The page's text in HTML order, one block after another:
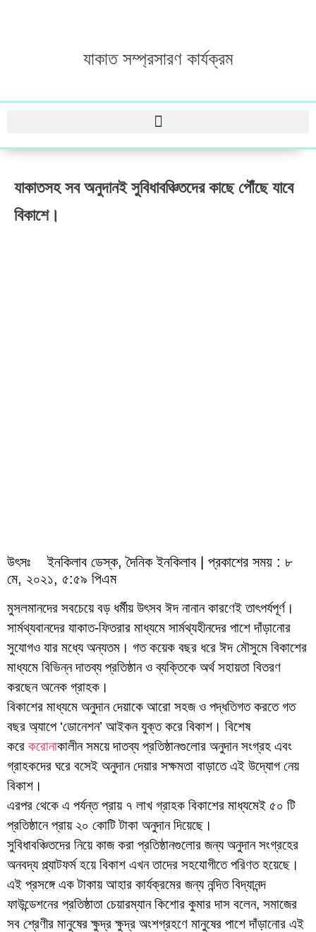
যাকাত সম্প্রসারণ কার্যক্রম
যাকাতসহ সব অনুদানই সুবিধাবঞ্চিতদের কাছে পৌঁছে যাবে
বিকাশে।
উৎসঃ ইনকিলাব ডেস্ক, দৈনিক ইনকিলাব | প্রকাশের সময় : ৮
মে, ২০২১, ৫:৫৯ পিএম
মুসলমানদের সবচেয়ে বড় ধর্মীয় উৎসব ঈদ নানান কারণেই তাৎপর্যপূর্ণ।
সার্মথ্যবানদের যাকাত-ফিতরার মাধ্যমে সার্মথ্যহীনদের পাশে দাঁড়ানোর
সুযোগও যার মধ্যে অন্যতম। গত কয়েক বছর ধরে ঈদ মৌসুমে বিকাশের
মাধ্যমে বিভিন্ন দাতব্য প্রতিষ্ঠান ও ব্যক্তিকে অর্থ সহায়তা বিতরণ
করছেন অনেক গ্রাহক।
বিকাশের মাধ্যমে অনুদান দেয়াকে আরো সহজ ও পদ্ধতিগত করতে গত
বছর অ্যাপে ‘ডোনেশন’ আইকন যুক্ত করে বিকাশ। বিশেষ
করে করোনাকালীন সময়ে দাতব্য প্রতিষ্ঠানগুলোর অনুদান সংগ্রহ এবং
গ্রাহকদের ঘরে বসেই অনুদান দেয়ার সক্ষমতা বাড়াতে এই উদ্যোগ নেয়
বিকাশ।
এরপর থেকে এ পর্যন্ত প্রায় ৭ লাখ গ্রাহক বিকাশের মাধ্যমেই ৫০ টি
প্রতিষ্ঠানে প্রায় ২০ কোটি টাকা অনুদান দিয়েছে।
সুবিধাবঞ্চিতদের নিয়ে কাজ করা প্রতিষ্ঠানগুলোর জন্য অনুদান সংগ্রহের
অনবদ্য প্ল্যাটফর্ম হয়ে বিকাশ এখন তাদের সহযোগীতে পরিণত হয়েছে।
এই প্রসঙ্গে এক টাকায় আহার কার্যক্রমের জন্য নন্দিত বিদ্যানন্দ
ফাউন্ডেশনের প্রতিষ্ঠাতা চেয়ারম্যান কিশোর কুমার দাস বলেন, সমাজের
সব শ্রেণীর মানুষের ক্ষুদ্র ক্ষুদ্র অংশগ্রহণে মানুষের পাশে দাঁড়ানোর এই